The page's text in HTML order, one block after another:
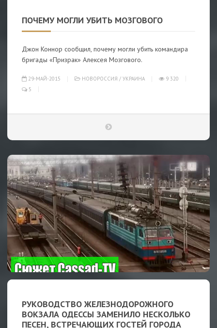
ПОЧЕМУ МОГЛИ УБИТЬ МОЗГОВОГО
Джон Коннор сообщил, почему могли убить командира
бригады «Призрак» Алексея Мозгового.
29-МАЙ-2015 НОВОРОССИЯ / УКРАИНА
9 320
5
РУКОВОДСТВО ЖЕЛЕЗНОДОРОЖНОГО
ВОКЗАЛА ОДЕССЫ ЗАМЕНИЛО НЕСКОЛЬКО
ПЕСЕН, ВСТРЕЧАЮЩИХ ГОСТЕЙ ГОРОДА